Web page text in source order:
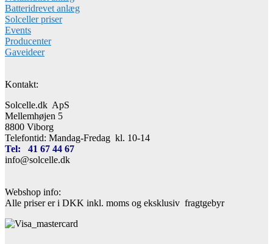
Batteridrevet anlæg
Solceller priser
Events
Producenter
Gaveideer
Kontakt:
Solcelle.dk ApS
Mellemhøjen 5
8800 Viborg
Telefontid: Mandag-Fredag kl. 10-14
Tel: 41 67 44 67
info@solcelle.dk
Webshop info:
Alle priser er i DKK inkl. moms og eksklusiv fragtgebyr